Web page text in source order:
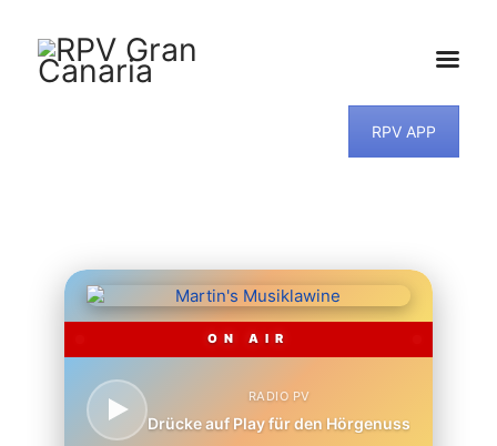
RPV APP
ON AIR
RADIO PV
Drücke auf Play für den Hörgenuss
MUSIKWUNSCH